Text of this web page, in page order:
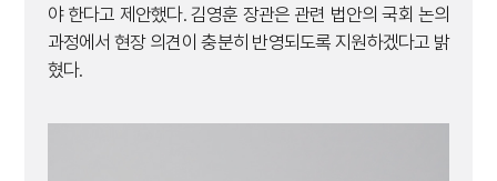
야 한다고 제안했다. 김영훈 장관은 관련 법안의 국회 논의
과정에서 현장 의견이 충분히 반영되도록 지원하겠다고 밝
혔다.